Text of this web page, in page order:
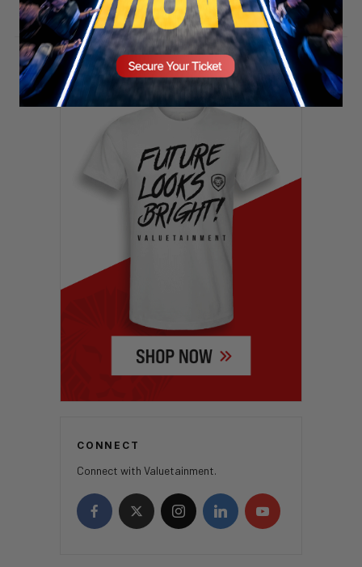
CONNECT
Connect with Valuetainment.